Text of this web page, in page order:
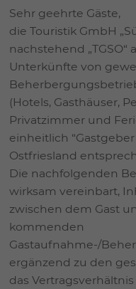
Sehr geehrte Gäste,
die Touristik GmbH
nachstehend
Unterkünfte von
(Hotels, Gasthäuser,
Privatzimmer und
einheitlich
Ostfriesland
Die nachfolgenden
wirksam vereinbart,
zwischen dem Gast
kommenden
Gastaufnahme-/
ergänzend zu den
das